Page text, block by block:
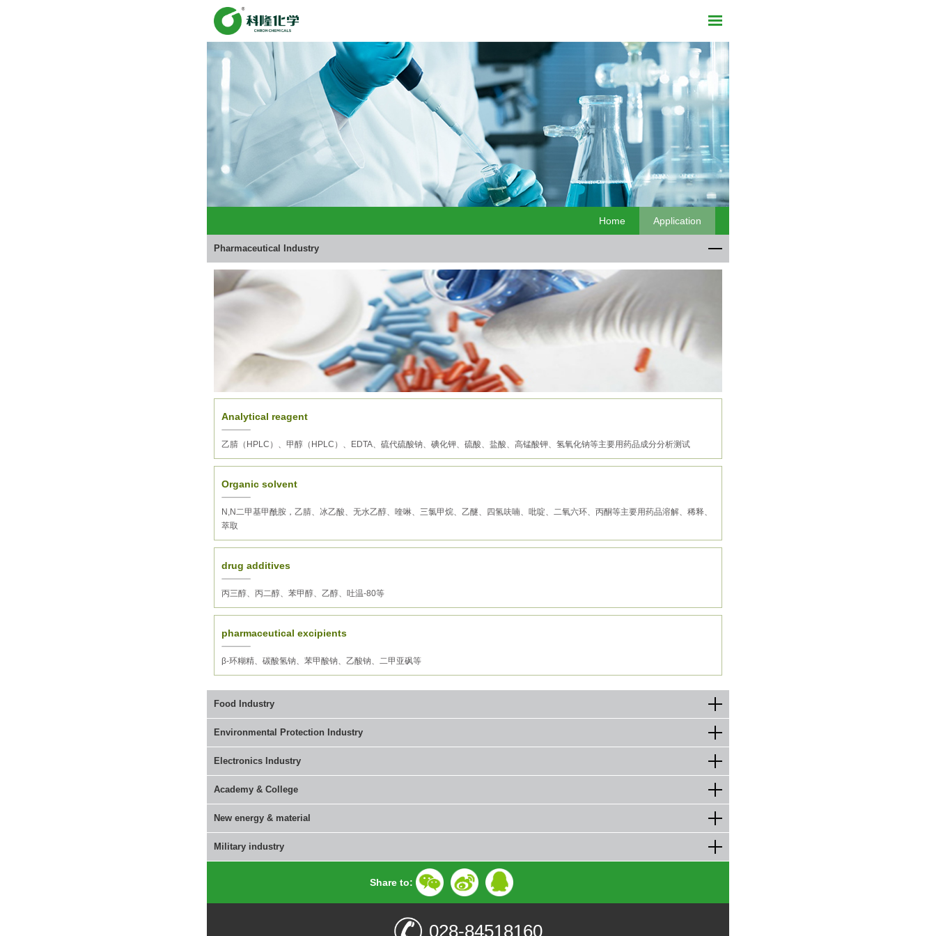
Application
Home
Pharmaceutical Industry
Analytical reagent
乙腈（HPLC）、甲醇（HPLC）、EDTA、硫代硫酸钠、碘化钾、硫酸、盐酸、高锰酸钾、氢氧化钠等主要用药品成分分析测试
Organic solvent
N,N二甲基甲酰胺，乙腈、冰乙酸、无水乙醇、喹啉、三氯甲烷、乙醚、四氢呋喃、吡啶、二氧六环、丙酮等主要用药品溶解、稀释、
萃取
drug additives
丙三醇、丙二醇、苯甲醇、乙醇、吐温-80等
pharmaceutical excipients
β-环糊精、碳酸氢钠、苯甲酸钠、乙酸钠、二甲亚砜等
Food Industry
Environmental Protection Industry
Electronics Industry
Academy & College
New energy & material
Military industry
Share to:
028-84518160